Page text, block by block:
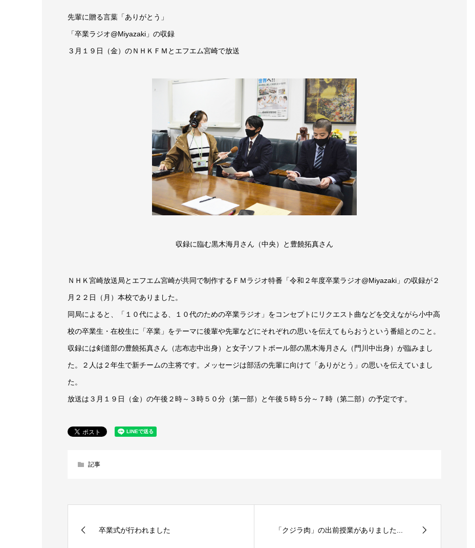
先輩に贈る言葉「ありがとう」
「卒業ラジオ@Miyazaki」の収録
３月１９日（金）のＮＨＫＦＭとエフエム宮崎で放送
収録に臨む黒木海月さん（中央）と豊饒拓真さん
ＮＨＫ宮崎放送局とエフエム宮崎が共同で制作するＦＭラジオ特番「令和２年度卒業ラジオ@Miyazaki」の収録が２
月２２日（月）本校でありました。
同局によると、「１０代による、１０代のための卒業ラジオ」をコンセプトにリクエスト曲などを交えながら小中高
校の卒業生・在校生に「卒業」をテーマに後輩や先輩などにそれぞれの思いを伝えてもらおうという番組とのこと。
収録には剣道部の豊饒拓真さん（志布志中出身）と女子ソフトボール部の黒木海月さん（門川中出身）が臨みまし
た。２人は２年生で新チームの主将です。メッセージは部活の先輩に向けて「ありがとう」の思いを伝えていまし
た。
放送は３月１９日（金）の午後２時～３時５０分（第一部）と午後５時５分～７時（第二部）の予定です。
記事
卒業式が行われました 「クジラ肉」の出前授業がありました...